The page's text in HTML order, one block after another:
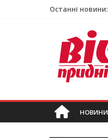
Останні новини:
НОВИНИ